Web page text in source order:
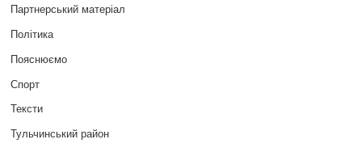
Партнерський матеріал
Політика
Пояснюємо
Спорт
Тексти
Тульчинський район